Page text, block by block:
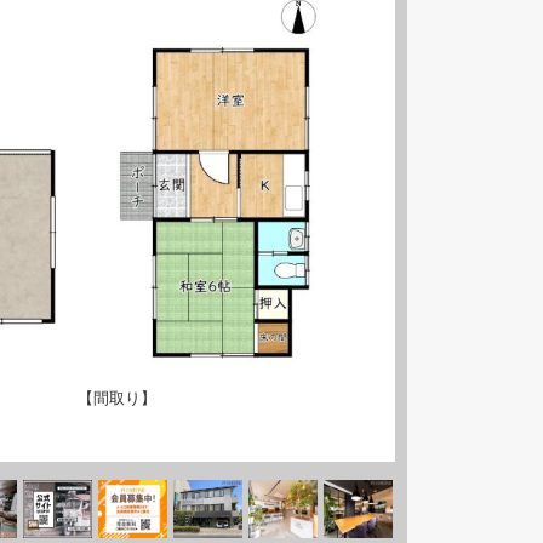
【間取り】